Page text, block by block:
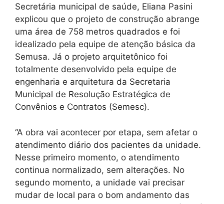
Secretária municipal de saúde, Eliana Pasini
explicou que o projeto de construção abrange
uma área de 758 metros quadrados e foi
idealizado pela equipe de atenção básica da
Semusa. Já o projeto arquitetônico foi
totalmente desenvolvido pela equipe de
engenharia e arquitetura da Secretaria
Municipal de Resolução Estratégica de
Convênios e Contratos (Semesc).
“A obra vai acontecer por etapa, sem afetar o
atendimento diário dos pacientes da unidade.
Nesse primeiro momento, o atendimento
continua normalizado, sem alterações. No
segundo momento, a unidade vai precisar
mudar de local para o bom andamento das